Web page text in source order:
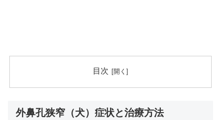
目次
外鼻孔狭窄（犬）症状と治療方法